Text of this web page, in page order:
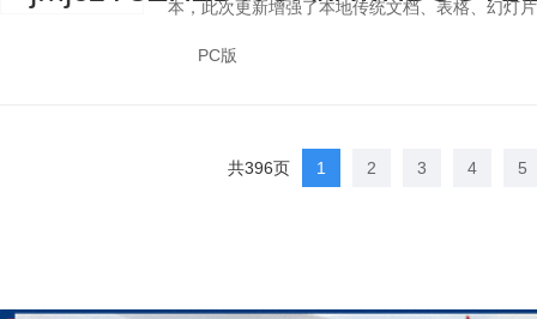
本，此次更新增强了本地传统文档、表格、幻灯
PC版
共396页 1 2 3 4 5